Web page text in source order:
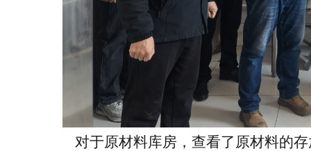
对于原材料库房，查看了原材料的